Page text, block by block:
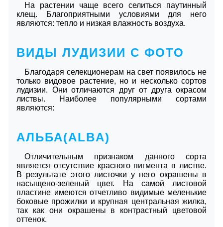
На растении чаще всего селиться паутинный
клещ. Благоприятными условиями для него
являются: тепло и низкая влажность воздуха.
ВИДЫ ЛУДИЗИИ С ФОТО
Благодаря селекционерам на свет появилось не
только видовое растение, но и несколько сортов
лудизии. Они отличаются друг от друга окрасом
листвы. Наиболее популярными сортами
являются:
АЛЬБА(ALBA)
Отличительным признаком данного сорта
является отсутствие красного пигмента в листве.
В результате этого листочки у него окрашены в
насыщено-зеленый цвет. На самой листовой
пластине имеются отчетливо видимые меленькие
боковые прожилки и крупная центральная жилка,
так как они окрашены в контрастный цветовой
оттенок.